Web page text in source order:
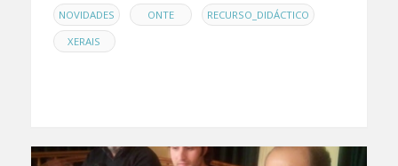
NOVIDADES , ONTE , RECURSO_DIDÁCTICO ,
XERAIS